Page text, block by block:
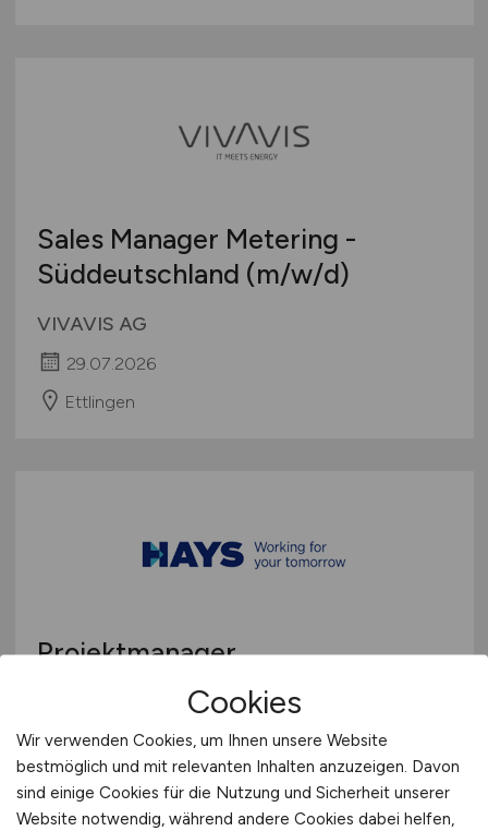
Sales Manager Metering -
Süddeutschland (m/w/d)
VIVAVIS AG
29.07.2026
Ettlingen
Projektmanager
Auftragsmanagement & After
(m/w/d)
Hays
18.07.2026
Cookies
Wir verwenden Cookies, um Ihnen unsere Website
bestmöglich und mit relevanten Inhalten anzuzeigen. Davon
sind einige Cookies für die Nutzung und Sicherheit unserer
Website notwendig, während andere Cookies dabei helfen,